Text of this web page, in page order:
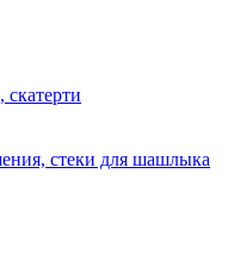
скатерти
стеки для шашлыка